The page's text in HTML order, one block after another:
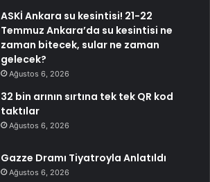
ASKİ Ankara su kesintisi! 21-22
Temmuz Ankara’da su kesintisi ne
zaman bitecek, sular ne zaman
gelecek?
Ağustos 6, 2026
32 bin arının sırtına tek tek QR kod
taktılar
Ağustos 6, 2026
Gazze Dramı Tiyatroyla Anlatıldı
Ağustos 6, 2026